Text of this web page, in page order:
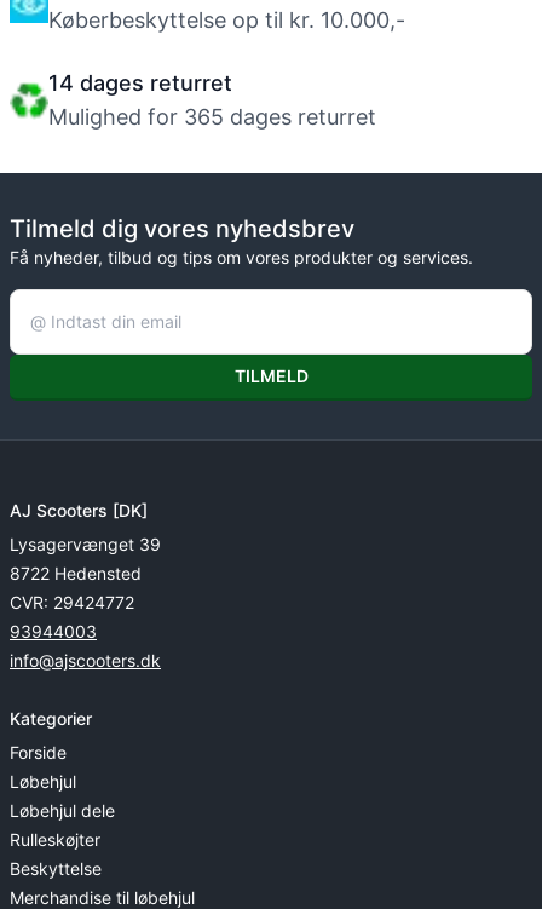
Køberbeskyttelse op til kr. 10.000,-
14 dages returret
Mulighed for 365 dages returret
Tilmeld dig vores nyhedsbrev
Få nyheder, tilbud og tips om vores produkter og services.
TILMELD
AJ Scooters [DK]
Lysagervænget 39
8722 Hedensted
CVR: 29424772
93944003
info@ajscooters.dk
Kategorier
Forside
Løbehjul
Løbehjul dele
Rulleskøjter
Beskyttelse
Merchandise til løbehjul